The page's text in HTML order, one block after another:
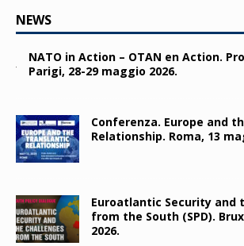
NEWS
NATO in Action – OTAN en Action.
Parigi, 28-29 maggio 2026.
Conferenza. Europe and
Relationship. Roma, 13
Euroatlantic Security and
from the South (SPD).
2026.